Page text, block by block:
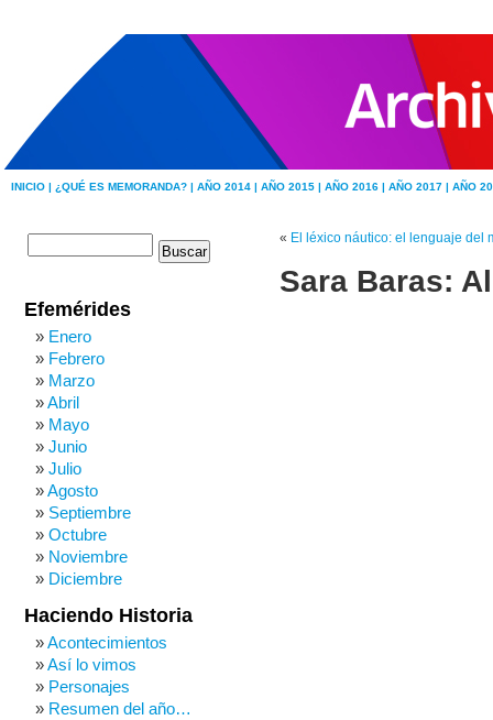
INICIO | ¿QUÉ ES MEMORANDA? | AÑO 2014 | AÑO 2015 | AÑO 2016 | AÑO 2017 | AÑO
« El léxico náutico: el lenguaje del
Sara Baras:
Efemérides
Enero
Febrero
Marzo
Abril
Mayo
Junio
Julio
Agosto
Septiembre
Octubre
Noviembre
Diciembre
Haciendo Historia
Acontecimientos
Así lo vimos
Personajes
Resumen del año…